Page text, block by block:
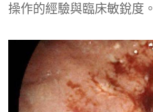
操作的經驗與臨床敏銳度。